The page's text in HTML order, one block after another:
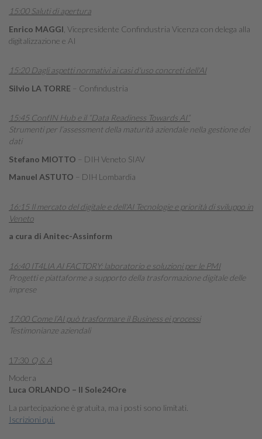
15:00 Saluti di apertura
Enrico MAGGI , Vicepresidente Confindustria Vicenza con delega alla
digitalizzazione e AI
15:20 Dagli aspetti normativi ai casi d'uso concreti dell'AI
Silvio LA TORRE – Confindustria
15:45 ConfIN Hub e il “Data Readiness Towards AI”
Strumenti per l’assessment della maturità aziendale nella gestione dei
dati
Stefano MIOTTO – DIH Veneto SIAV
Manuel ASTUTO – DIH Lombardia
16:15 Il mercato del digitale e dell'AI Tecnologie e priorità di sviluppo in
Veneto
a cura di Anitec-Assinform
16:40 IT4LIA AI FACTORY: laboratorio e soluzioni per le PMI
Progetti e piattaforme a supporto della trasformazione digitale delle
imprese
17:00 Come l’AI può trasformare il Business ei processi
Testimonianze aziendali
17:30 Q & A
Modera
Luca ORLANDO – Il Sole24Ore
La partecipazione è gratuita, ma i posti sono limitati.
Iscrizioni qui.